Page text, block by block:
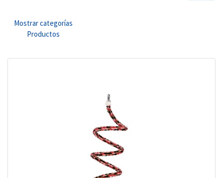
Mostrar categorías
Productos